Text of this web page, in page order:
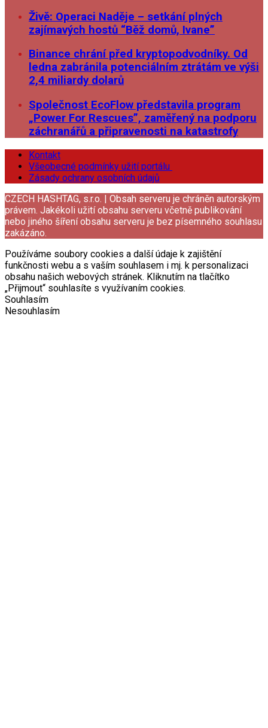
Živě: Operaci Naděje – setkání plných
zajímavých hostů “Běž domů, Ivane”
Binance chrání před kryptopodvodníky. Od
ledna zabránila potenciálním ztrátám ve výši
2,4 miliardy dolarů
Společnost EcoFlow představila program
„Power For Rescues”, zaměřený na podporu
záchranářů a připravenosti na katastrofy
Kontakt
Všeobecné podmínky užití portálu
Zásady ochrany osobních údajů
CZECH HASHTAG, s.r.o. | Obsah serveru je chráněn autorským
právem. Jakékoli užití obsahu serveru včetně publikování
nebo jiného šíření obsahu serveru je bez písemného souhlasu
zakázáno.
Používáme soubory cookies a další údaje k zajištění
funkčnosti webu a s vaším souhlasem i mj. k personalizaci
obsahu našich webových stránek. Kliknutím na tlačítko
„Přijmout“ souhlasíte s využívaním cookies.
Souhlasím
Nesouhlasím